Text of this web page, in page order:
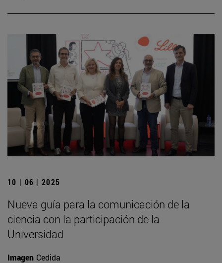
10 | 06 | 2025
Nueva guía para la comunicación de la
ciencia con la participación de la
Universidad
Imagen Cedida